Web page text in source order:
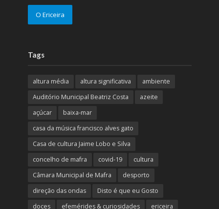
O Ericeira
Tags
altura média altura significativa
ambiente
Auditório Municipal Beatriz Costa
azeite
açúcar
baixa-mar
casa da música francisco alves gato
Casa de cultura Jaime Lobo e Silva
concelho de mafra
covid-19
cultura
Câmara Municipal de Mafra
desporto
direção das ondas
Disto é que eu Gosto
doces
efemérides & curiosidades ericeira